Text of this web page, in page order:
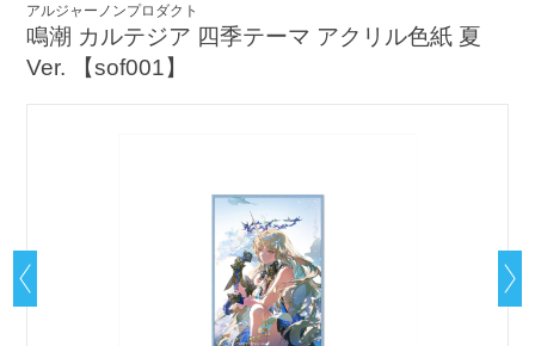
アルジャーノンプロダクト
鳴潮 カルテジア 四季テーマ アクリル色紙 夏
Ver. 【sof001】